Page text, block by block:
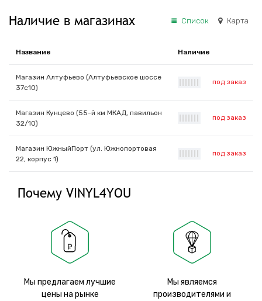
Наличие в магазинах Список Карта
Название Наличие
Магазин Алтуфьево (Алтуфьевское шоссе
37с10)
под заказ
Магазин Кунцево (55-й км МКАД, павильон
32/10)
под заказ
Магазин ЮжныйПорт (ул. Южнопортовая
22, корпус 1)
под заказ
Почему VINYL4YOU
Мы предлагаем лучшие
цены на рынке
Мы являемся
производителями и